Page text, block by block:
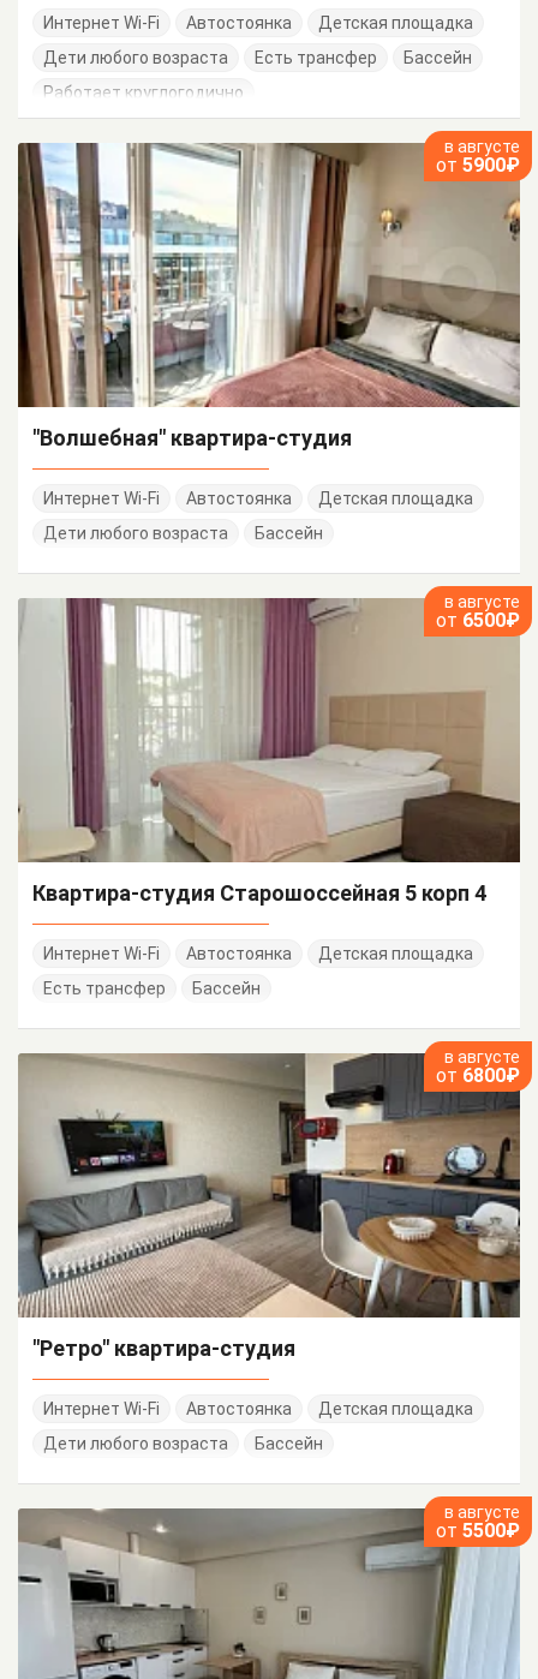
Интернет Wi-Fi Автостоянка
Детская площадка
Дети любого возраста
Есть трансфер
Бассейн
Работает круглогодично
в августе
от 5900₽
"Волшебная" квартира-студия
Интернет Wi-Fi Автостоянка
Детская площадка
Дети любого возраста
Бассейн
в августе
от 6500₽
Квартира-студия Старошоссейная 5 корп 4
Интернет Wi-Fi Автостоянка
Детская площадка
Есть трансфер
Бассейн
в августе
от 6800₽
"Ретро" квартира-студия
Интернет Wi-Fi Автостоянка
Детская площадка
Дети любого возраста
Бассейн
в августе
от 5500₽